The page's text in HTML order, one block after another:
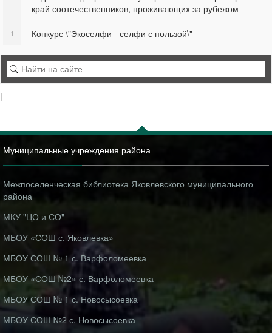
край соотечественников, проживающих за рубежом
Конкурс \"Экоселфи - селфи с пользой\"
1
|
Муниципальные учреждения района
Межпоселенческая библиотека Яковлевского муниципального
района
МКУ "ЦО и СО"
МБОУ «СОШ с. Яковлевка»
МБОУ СОШ № 1 с. Варфоломеевка
МБОУ «СОШ №2» с. Варфоломеевка
МБОУ СОШ № 1 с. Новосысоевка
МБОУ СОШ №2 с. Новосысоевка